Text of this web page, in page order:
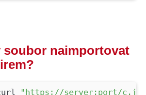
soubor naimportovat
"https://server:port/